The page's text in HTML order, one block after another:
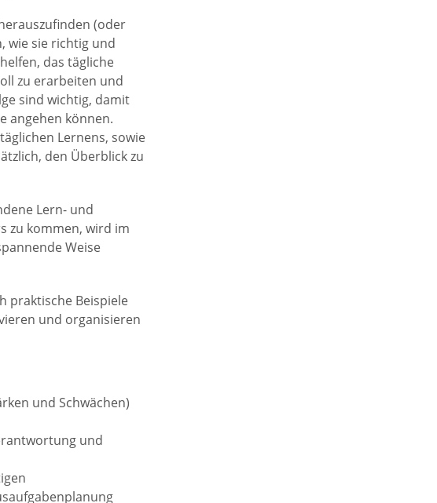
(oder
wie sie richtig und
das tägliche
zu erarbeiten und
sind wichtig, damit
angehen können.
Lernens, sowie
den Überblick zu
Lern- und
zu kommen, wird im
Weise
praktische Beispiele
und organisieren
und Schwächen)
und